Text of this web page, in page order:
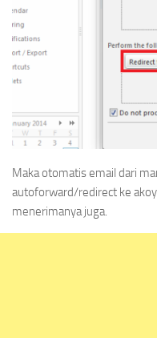
Maka otomatis email dari
autoforward/redirect ke
menerimanya juga.